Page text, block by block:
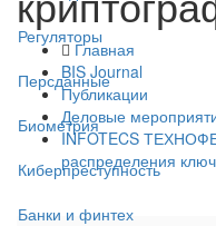
Регуляторы
Персданные
Биометрия
Киберпреступность
Банки и финтех
Главная
BIS Journal
Публикации
Деловые
INFOTECS
распределения